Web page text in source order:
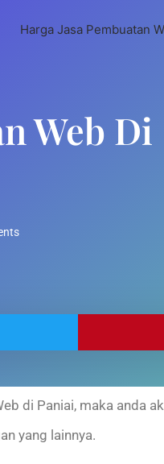
Harga Jasa Pembuatan
Web Di
di Paniai, maka anda
yang lainnya.